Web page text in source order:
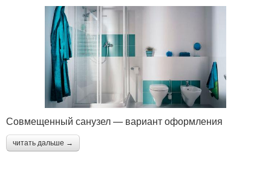
Совмещенный санузел — вариант оформления
читать дальше →